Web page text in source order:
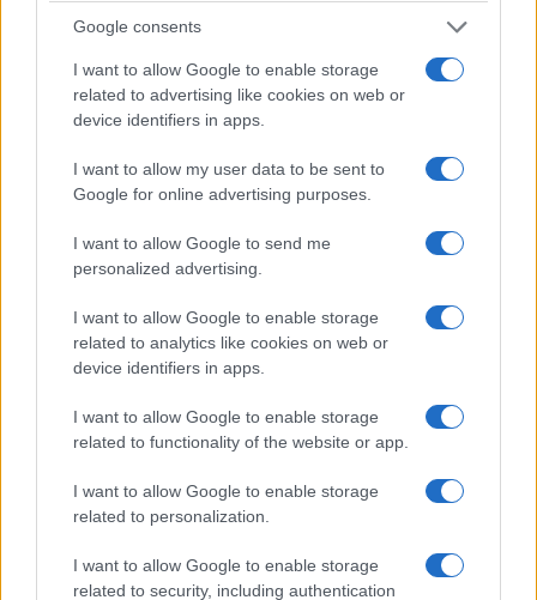
Google consents
I want to allow Google to enable storage
related to advertising like cookies on web or
device identifiers in apps.
I want to allow my user data to be sent to
Google for online advertising purposes.
I want to allow Google to send me
personalized advertising.
I want to allow Google to enable storage
related to analytics like cookies on web or
device identifiers in apps.
I want to allow Google to enable storage
related to functionality of the website or app.
I want to allow Google to enable storage
related to personalization.
I want to allow Google to enable storage
related to security, including authentication